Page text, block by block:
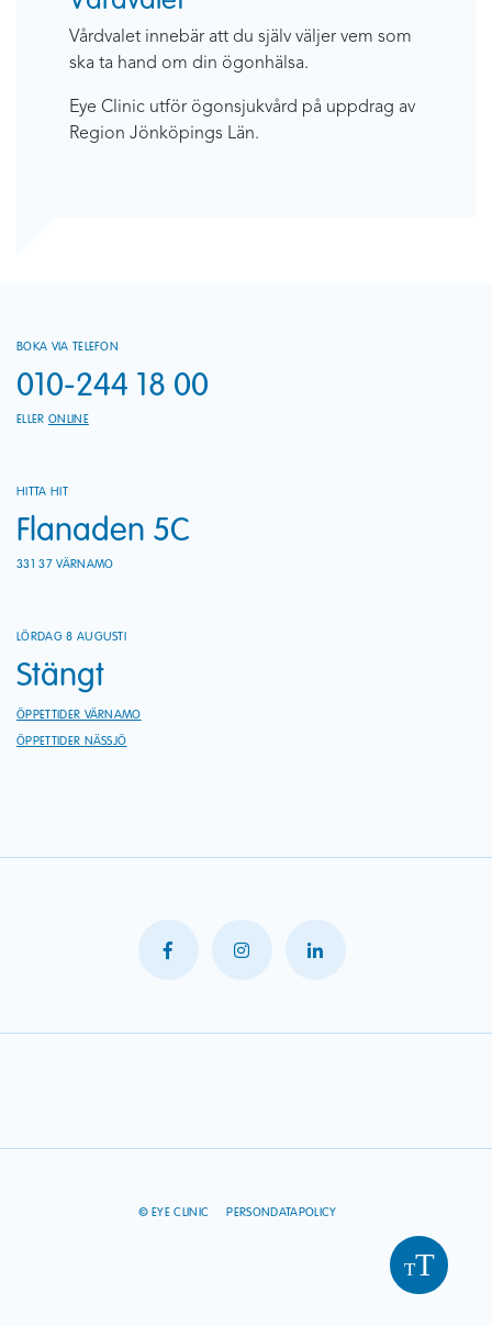
Vårdvalet innebär att du själv väljer vem som
ska ta hand om din ögonhälsa.
Eye Clinic utför ögonsjukvård på uppdrag av
Region Jönköpings Län.
BOKA VIA TELEFON
010-244 18 00
ELLER ONLINE
HITTA HIT
Flanaden 5C
331 37 VÄRNAMO
LÖRDAG 8 AUGUSTI
Stängt
ÖPPETTIDER VÄRNAMO
ÖPPETTIDER NÄSSJÖ
© EYE CLINIC PERSONDATAPOLICY
TT